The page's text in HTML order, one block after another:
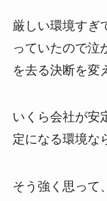
厳しい環境すぎ
っていたので泣
を去る決断を変
いくら会社が安
定になる環境な
そう強く思って